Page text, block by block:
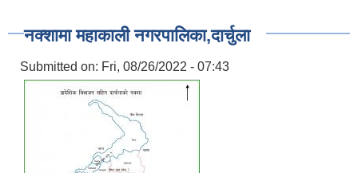
नक्शामा महाकाली नगरपालिका,दार्चुला
Submitted on: Fri, 08/26/2022 - 07:43